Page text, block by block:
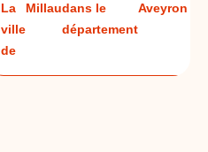
La
ville
de
Millaudans le
département
Aveyron